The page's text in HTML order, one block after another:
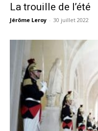
La trouille de l’été
Jérôme Leroy - 30 juillet 2022